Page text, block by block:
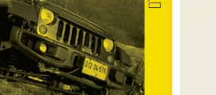
רכב שטח רך רכב שטח קשוח